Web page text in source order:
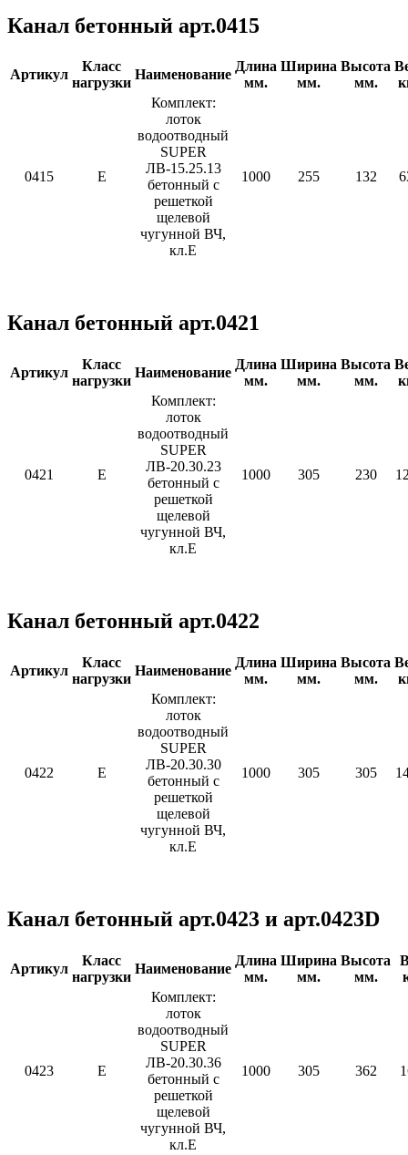
Канал бетонный арт.0415
Артикул
Класс
нагрузки
Наименование
Длина
мм.
Ширина
мм.
Высота
мм.
0415 E
Комплект:
лоток
водоотводный
SUPER
ЛВ-15.25.13
бетонный с
решеткой
щелевой
чугунной ВЧ,
кл.Е
1000 255 132
Канал бетонный арт.0421
Артикул
Класс
нагрузки
Наименование
Длина
мм.
Ширина
мм.
Высота
мм.
0421 E
Комплект:
лоток
водоотводный
SUPER
ЛВ-20.30.23
бетонный с
решеткой
щелевой
чугунной ВЧ,
кл.Е
1000 305 230
Канал бетонный арт.0422
Артикул
Класс
нагрузки
Наименование
Длина
мм.
Ширина
мм.
Высота
мм.
0422 E
Комплект:
лоток
водоотводный
SUPER
ЛВ-20.30.30
бетонный с
решеткой
щелевой
чугунной ВЧ,
кл.Е
1000 305 305
Канал бетонный арт.0423 и арт.0423D
Артикул
Класс
нагрузки
Наименование
Длина
мм.
Ширина
мм.
Высота
мм.
0423 E
Комплект:
лоток
водоотводный
SUPER
ЛВ-20.30.36
бетонный с
решеткой
щелевой
чугунной ВЧ,
кл.Е
1000 305 362